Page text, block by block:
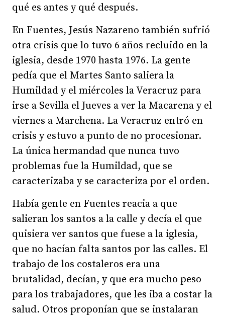
qué es antes y qué después.
En Fuentes, Jesús Nazareno también sufrió
otra crisis que lo tuvo 6 años recluido en la
iglesia, desde 1970 hasta 1976. La gente
pedía que el Martes Santo saliera la
Humildad y el miércoles la Veracruz para
irse a Sevilla el Jueves a ver la Macarena y el
viernes a Marchena. La Veracruz entró en
crisis y estuvo a punto de no procesionar.
La única hermandad que nunca tuvo
problemas fue la Humildad, que se
caracterizaba y se caracteriza por el orden.
Había gente en Fuentes reacia a que
salieran los santos a la calle y decía el que
quisiera ver santos que fuese a la iglesia,
que no hacían falta santos por las calles. El
trabajo de los costaleros era una
brutalidad, decían, y que era mucho peso
para los trabajadores, que les iba a costar la
salud. Otros proponían que se instalaran